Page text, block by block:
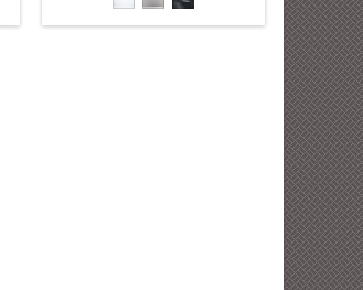
matowy
matowy